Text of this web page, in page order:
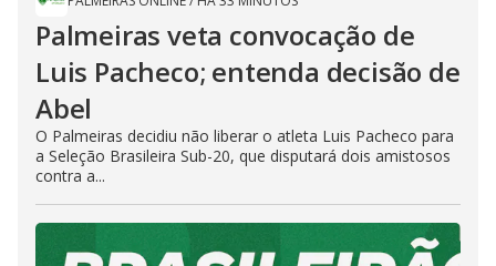
Palmeiras veta convocação de
Luis Pacheco; entenda decisão de
Abel
O Palmeiras decidiu não liberar o atleta Luis Pacheco para
a Seleção Brasileira Sub-20, que disputará dois amistosos
contra a...